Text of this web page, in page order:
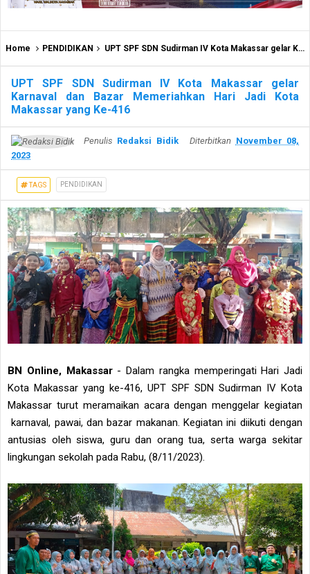
Home PENDIDIKAN UPT SPF SDN Sudirman IV Kota Makassar gelar Karnaval dan Bazar Memeriahkan Hari Jadi Kota Makassar yang Ke-416
UPT SPF SDN Sudirman IV Kota Makassar gelar
Karnaval dan Bazar Memeriahkan Hari Jadi Kota
Makassar yang Ke-416
Penulis Redaksi Bidik Diterbitkan November 08,
2023
TAGS PENDIDIKAN
BN Online, Makassar - Dalam rangka memperingati Hari Jadi
Kota Makassar yang ke-416, UPT SPF SDN Sudirman IV Kota
Makassar turut meramaikan acara dengan menggelar kegiatan
karnaval, pawai, dan bazar makanan. Kegiatan ini diikuti dengan
antusias oleh siswa, guru dan orang tua, serta warga sekitar
lingkungan sekolah pada Rabu, (8/11/2023).